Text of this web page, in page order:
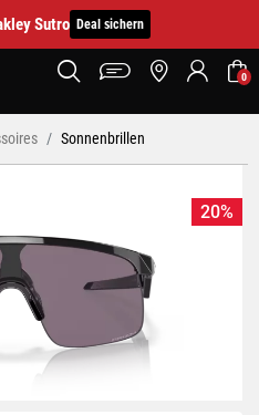
Sutro Deal sichern
0
Sonnenbrillen
20%